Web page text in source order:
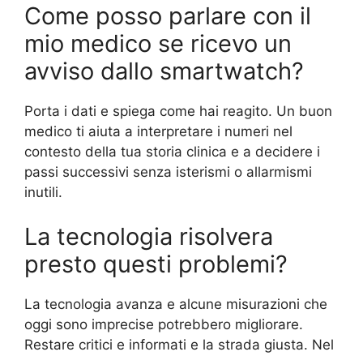
Come posso parlare con il
mio medico se ricevo un
avviso dallo smartwatch?
Porta i dati e spiega come hai reagito. Un buon
medico ti aiuta a interpretare i numeri nel
contesto della tua storia clinica e a decidere i
passi successivi senza isterismi o allarmismi
inutili.
La tecnologia risolvera
presto questi problemi?
La tecnologia avanza e alcune misurazioni che
oggi sono imprecise potrebbero migliorare.
Restare critici e informati e la strada giusta. Nel